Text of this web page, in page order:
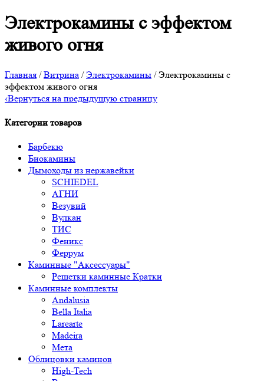
Электрокамины с эффектом
живого огня
Главная /Витрина /Электрокамины / Электрокамины с
эффектом живого огня
‹Вернуться на предыдущую страницу
Категории товаров
Барбекю
Биокамины
Дымоходы из нержавейки
SCHIEDEL
АГНИ
Везувий
Вулкан
ТИС
Феникс
Феррум
Каминные "Аксессуары"
Решетки каминные Кратки
Каминные комплекты
Andalusia
Bella Italia
Larearte
Madeira
Мета
Облицовки каминов
High-Tech